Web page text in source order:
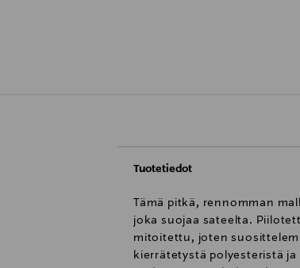
Tuotetiedot
Tämä pitkä, rennomman
joka suojaa sateelta.
mitoitettu, joten
kierrätetystä polyesteristä